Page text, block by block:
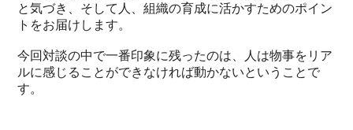
と気づき、そして人、組織の育成に活かすためのポイン
トをお届けします。
今回対談の中で一番印象に残ったのは、人は物事をリア
ルに感じることができなければ動かないということで
す。